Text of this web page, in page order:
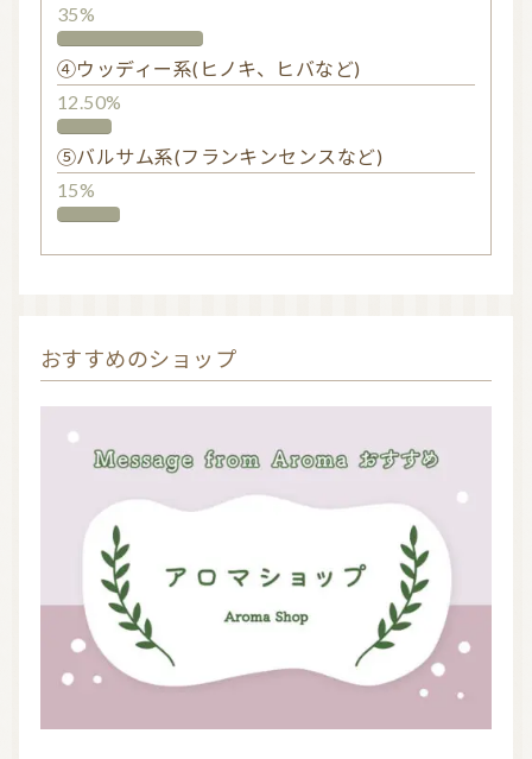
35%
④ウッディー系(ヒノキ、ヒバなど)
12.50%
⑤バルサム系(フランキンセンスなど)
15%
おすすめのショップ